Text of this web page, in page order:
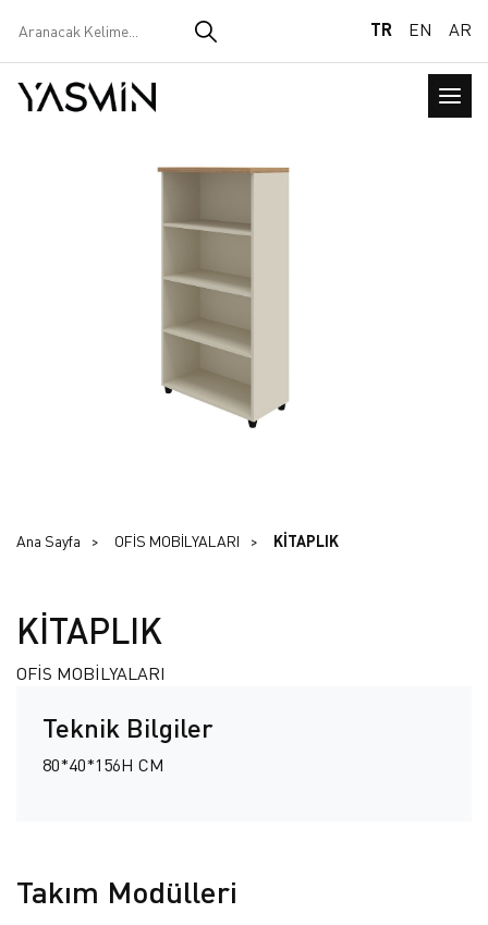
TR EN AR
Ana Sayfa OFİS MOBİLYALARI KİTAPLIK
KİTAPLIK
OFİS MOBİLYALARI
Teknik Bilgiler
80*40*156H CM
Takım Modülleri